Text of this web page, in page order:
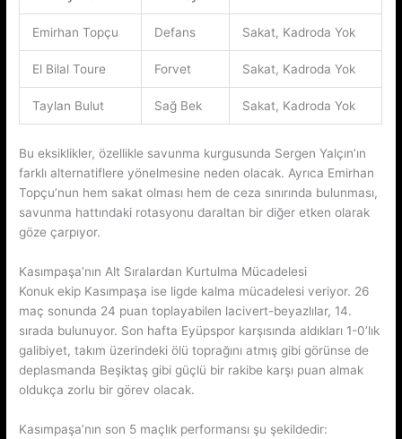
Emirhan Topçu Defans Sakat, Kadroda Yok
El Bilal Toure Forvet Sakat, Kadroda Yok
Taylan Bulut Sağ Bek Sakat, Kadroda Yok
Bu eksiklikler, özellikle savunma kurgusunda Sergen Yalçın’ın
farklı alternatiflere yönelmesine neden olacak. Ayrıca Emirhan
Topçu’nun hem sakat olması hem de ceza sınırında bulunması,
savunma hattındaki rotasyonu daraltan bir diğer etken olarak
göze çarpıyor.
Kasımpaşa’nın Alt Sıralardan Kurtulma Mücadelesi
Konuk ekip Kasımpaşa ise ligde kalma mücadelesi veriyor. 26
maç sonunda 24 puan toplayabilen lacivert-beyazlılar, 14.
sırada bulunuyor. Son hafta Eyüpspor karşısında aldıkları 1-0’lık
galibiyet, takım üzerindeki ölü toprağını atmış gibi görünse de
deplasmanda Beşiktaş gibi güçlü bir rakibe karşı puan almak
oldukça zorlu bir görev olacak.
Kasımpaşa’nın son 5 maçlık performansı şu şekildedir: